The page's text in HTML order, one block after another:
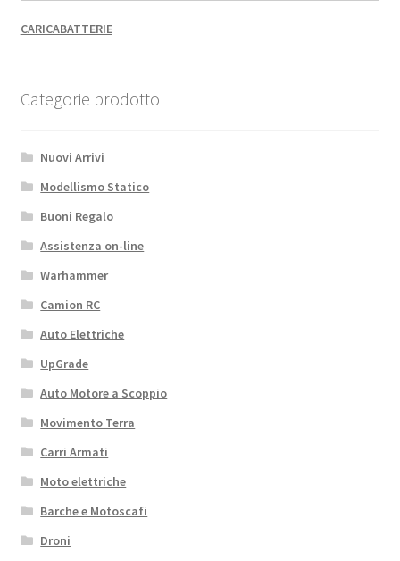
CARICABATTERIE
Categorie prodotto
Nuovi Arrivi
Modellismo Statico
Buoni Regalo
Assistenza on-line
Warhammer
Camion RC
Auto Elettriche
UpGrade
Auto Motore a Scoppio
Movimento Terra
Carri Armati
Moto elettriche
Barche e Motoscafi
Droni